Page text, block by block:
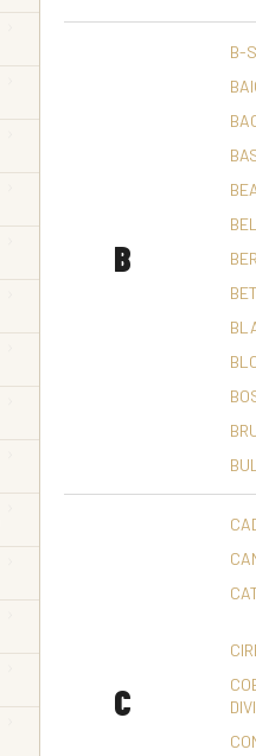
B
B-
C